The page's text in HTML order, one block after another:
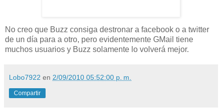
No creo que Buzz consiga destronar a facebook o a twitter
de un día para a otro, pero evidentemente GMail tiene
muchos usuarios y Buzz solamente lo volverá mejor.
Lobo7922 en 2/09/2010 05:52:00 p. m.
Compartir